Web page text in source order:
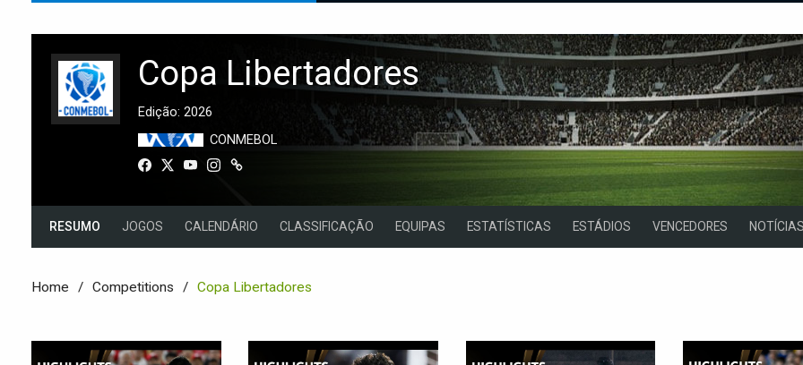
Copa Libertadores
Edição: 2026
CONMEBOL
RESUMO JOGOS CALENDÁRIO CLASSIFICAÇÃO EQUIPAS ESTATÍSTICAS ESTÁDIOS VENCEDORES NOTÍCIAS
Home Competitions Copa Libertadores